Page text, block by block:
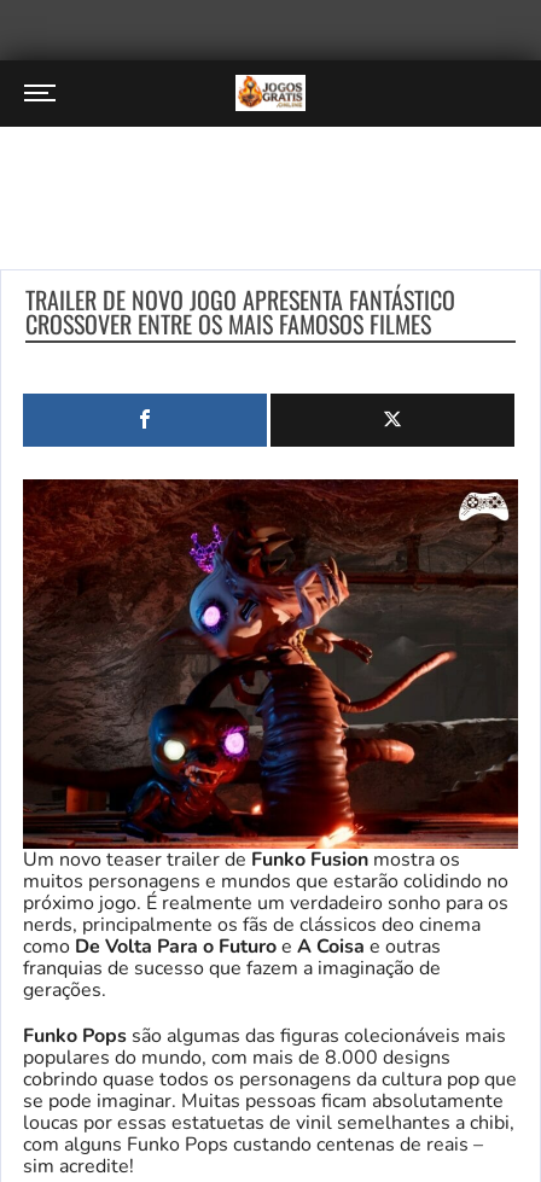
TRAILER DE NOVO JOGO APRESENTA FANTÁSTICO
CROSSOVER ENTRE OS MAIS FAMOSOS FILMES
Um novo teaser trailer de Funko Fusion mostra os
muitos personagens e mundos que estarão colidindo no
próximo jogo. É realmente um verdadeiro sonho para os
nerds, principalmente os fãs de clássicos deo cinema
como De Volta Para o Futuroe A Coisa e outras
franquias de sucesso que fazem a imaginação de
gerações.
Funko Pops são algumas das figuras colecionáveis mais
populares do mundo, com mais de 8.000 designs
cobrindo quase todos os personagens da cultura pop que
se pode imaginar. Muitas pessoas ficam absolutamente
loucas por essas estatuetas de vinil semelhantes a chibi,
com alguns Funko Pops custando centenas de reais –
sim acredite!